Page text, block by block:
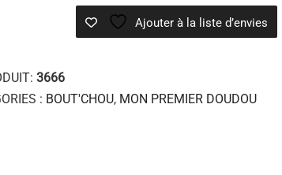
Ajouter à la liste d’envies
3666
: BOUT'CHOU, MON PREMIER DOUDOU